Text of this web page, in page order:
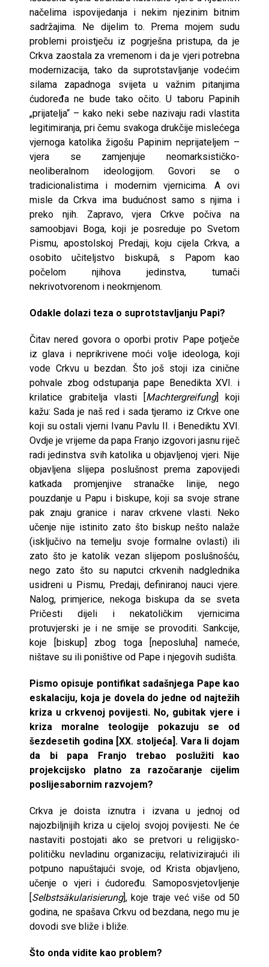
načelima ispovijedanja i nekim njezinim bitnim
sadržajima. Ne dijelim to. Prema mojem sudu
problemi proistječu iz pogrješna pristupa, da je
Crkva zaostala za vremenom i da je vjeri potrebna
modernizacija, tako da suprotstavljanje vodećim
silama zapadnoga svijeta u važnim pitanjima
ćudoređa ne bude tako očito. U taboru Papinih
„prijatelja“ – kako neki sebe nazivaju radi vlastita
legitimiranja, pri čemu svakoga drukčije mislećega
vjernoga katolika žigošu Papinim neprijateljem –
vjera se zamjenjuje neomarksističko-
neoliberalnom ideologijom. Govori se o
tradicionalistima i modernim vjernicima. A ovi
misle da Crkva ima budućnost samo s njima i
preko njih. Zapravo, vjera Crkve počiva na
samoobjavi Boga, koji je posreduje po Svetom
Pismu, apostolskoj Predaji, koju cijela Crkva, a
osobito učiteljstvo biskupâ, s Papom kao
počelom njihova jedinstva, tumači
nekrivotvorenom i neokrnjenom.
Odakle dolazi teza o suprotstavljanju Papi?
Čitav nered govora o oporbi protiv Pape potječe
iz glava i neprikrivene moći volje ideologa, koji
vode Crkvu u bezdan. Što još stoji iza cinične
pohvale zbog odstupanja pape Benedikta XVI. i
krilatice grabitelja vlasti [Machtergreifung] koji
kažu: Sada je naš red i sada tjeramo iz Crkve one
koji su ostali vjerni Ivanu Pavlu II. i Benediktu XVI.
Ovdje je vrijeme da papa Franjo izgovori jasnu riječ
radi jedinstva svih katolika u objavljenoj vjeri. Nije
objavljena slijepa poslušnost prema zapovijedi
katkada promjenjive stranačke linije, nego
pouzdanje u Papu i biskupe, koji sa svoje strane
pak znaju granice i narav crkvene vlasti. Neko
učenje nije istinito zato što biskup nešto nalaže
(isključivo na temelju svoje formalne ovlasti) ili
zato što je katolik vezan slijepom poslušnošću,
nego zato što su naputci crkvenih nadglednika
usidreni u Pismu, Predaji, definiranoj nauci vjere.
Nalog, primjerice, nekoga biskupa da se sveta
Pričesti dijeli i nekatoličkim vjernicima
protuvjerski je i ne smije se provoditi. Sankcije,
koje [biskup] zbog toga [neposluha] nameće,
ništave su ili poništive od Pape i njegovih sudišta.
Pismo opisuje pontifikat sadašnjega Pape kao
eskalaciju, koja je dovela do jedne od najtežih
kriza u crkvenoj povijesti. No, gubitak vjere i
kriza moralne teologije pokazuju se od
šezdesetih godina [XX. stoljeća]. Vara li dojam
da bi papa Franjo trebao poslužiti kao
projekcijsko platno za razočaranje cijelim
poslijesabornim razvojem?
Crkva je doista iznutra i izvana u jednoj od
najozbiljnijih kriza u cijeloj svojoj povijesti. Ne će
nastaviti postojati ako se pretvori u religijsko-
političku nevladinu organizaciju, relativizirajući ili
potpuno napuštajući svoje, od Krista objavljeno,
učenje o vjeri i ćudoređu. Samoposvjetovljenje
[Selbstsäkularisierung], koje traje već više od 50
godina, ne spašava Crkvu od bezdana, nego mu je
dovodi sve bliže i bliže.
Što onda vidite kao problem?